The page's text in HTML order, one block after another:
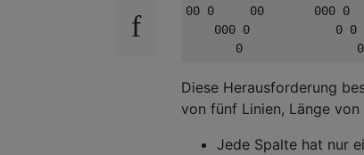
00 0     00       000 0
000 0            0 0
Diese Herausforderung
von fünf Linien, Länge
Jede Spalte hat nur